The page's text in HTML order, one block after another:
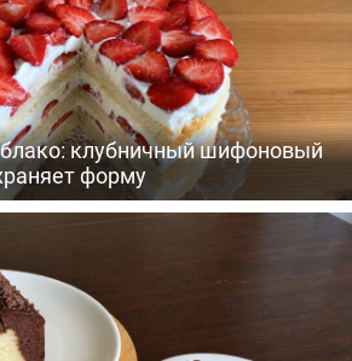
клубничный шифоновый
форму